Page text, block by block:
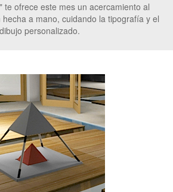
te ofrece este mes un acercamiento al
a mano, cuidando la tipografía y el
dibujo personalizado.